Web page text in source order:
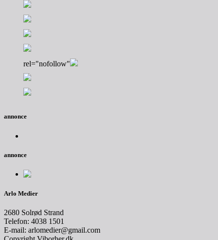
rel="nofollow"
annonce
annonce
Arlo Medier
2680 Solrød Strand
Telefon: 4038 1501
E-mail: arlomedier@gmail.com